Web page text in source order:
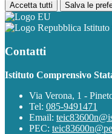
Accetta tutti Salva le
Contatti
Istituto Comprensivo
Via Verona, 1 -
Tel: 085-9491471
Email:
PEC: